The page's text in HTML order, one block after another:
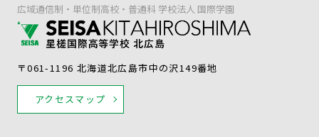
広域通信制・単位制高校・普通科 学校法人 国際学園
〒061-1196 北海道北広島市中の沢149番地
アクセスマップ